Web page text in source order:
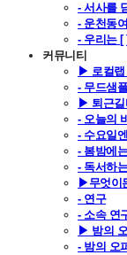
- 서사를
- 운천동
- 우리는 [
커뮤니티
▶ 로컬랩
- 무드샘
▶ 퇴근길
- 오늘의
- 수요일
- 봄밤에
- 독서하
▶무엇이
- 연구
- 소속 연
▶ 밤의
- 밤의 오